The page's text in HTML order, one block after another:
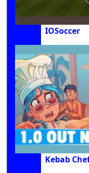
IOSoccer
Kebab